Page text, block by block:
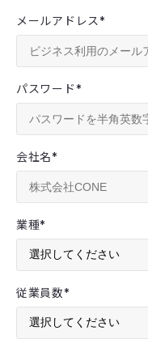
メールアドレス*
パスワード*
会社名*
業種*
従業員数*